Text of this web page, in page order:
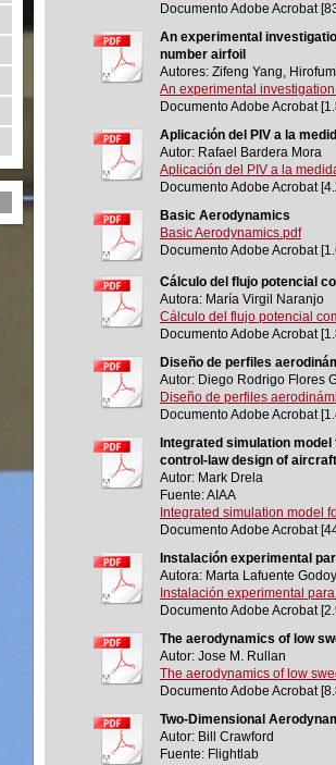
Documento Adobe Acrobat
An experimental
number airfoil
Autores: Zifeng Yang,
An experimental
Documento Adobe Acrobat
Aplicación del PIV a la
Autor: Rafael Bardera Mora
Aplicación del PIV a la
Documento Adobe Acrobat
Basic Aerodynamics
Basic Aerodynamics.pdf
Documento Adobe Acrobat
Cálculo del flujo potencial
Autora: María Virgil Naranjo
Cálculo del flujo potencial
Documento Adobe Acrobat
Diseño de perfiles
Autor: Diego Rodrigo Flores
Diseño de perfiles
Documento Adobe Acrobat
Integrated simulation
control-law design of aircraft
Autor: Mark Drela
Fuente: AIAA
Integrated simulation model
Documento Adobe Acrobat
Instalación experimental
Autora: Marta Lafuente Godoy
Instalación experimental
Documento Adobe Acrobat
The aerodynamics of low
Autor: Jose M. Rullan
The aerodynamics of low
Documento Adobe Acrobat
Two-Dimensional
Autor: Bill Crawford
Fuente: Flightlab